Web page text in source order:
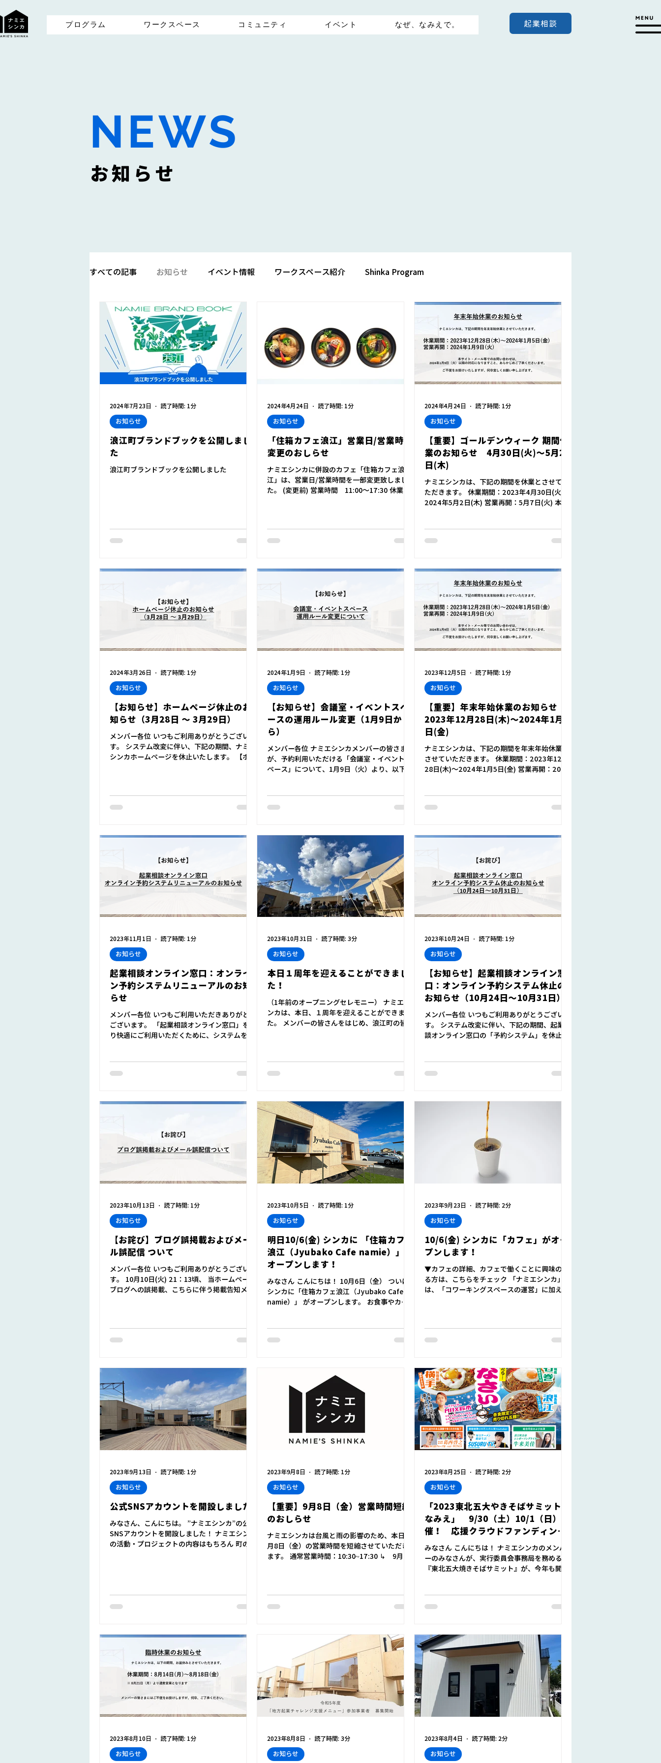
プログラム ワークスペース コミュニティ イベント なぜ、なみえで。 起業相談
NEWS
お知らせ
すべての記事 お知らせ イベント情報 ワークスペース紹介 Shinka Program
浪江町ブランドブックを公開しまし
た
浪江町ブランドブックを公開しました
お知らせ
2024年7月23日 読了時間: 1分
「住箱カフェ浪江」営業日/営業時間
変更のおしらせ
ナミエシンカに併設のカフェ「住箱カフェ浪
江」は、営業日/営業時間を一部変更致しまし
た。 (変更前) 営業時間 11:00～17:30 休業
お知らせ
2024年4月24日 読了時間: 1分
【重要】ゴールデンウィーク 期間休
業のお知らせ 4月30日(火)～5月2
日(木)
ナミエシンカは、下記の期間を休業とさせてい
ただきます。 休業期間：2023年4月30日(火)～
2024年5月2日(木) 営業再開：5月7日(火) 本サ
お知らせ
2024年4月24日 読了時間: 1分
【お知らせ】ホームページ休止のお
知らせ（3月28日 ～ 3月29日）
メンバー各位 いつもご利用ありがとうございま
す。 システム改変に伴い、下記の期間、ナミエ
シンカホームページを休止いたします。 【ホー
お知らせ
2024年3月26日 読了時間: 1分
【お知らせ】会議室・イベントスペ
ースの運用ルール変更（1月9日か
ら）
メンバー各位 ナミエシンカメンバーの皆さま
が、予約利用いただける「会議室・イベントス
ペース」について、1月9日（火）より、以下の
ん。...
お知らせ
2024年1月9日 読了時間: 1分
【重要】年末年始休業のお知らせ
2023年12月28日(木)～2024年1月5
日(金)
ナミエシンカは、下記の期間を年末年始休業と
させていただきます。 休業期間：2023年12月
28日(木)～2024年1月5日(金) 営業再開：2024
お知らせ
2023年12月5日 読了時間: 1分
起業相談オンライン窓口：オンライ
ン予約システムリニューアルのお知
らせ
メンバー各位 いつもご利用いただきありがとう
ございます。 「起業相談オンライン窓口」をよ
り快適にご利用いただくために、システムをリ
ていただきますよ...
お知らせ
2023年11月1日 読了時間: 1分
本日１周年を迎えることができまし
た！
（1年前のオープニングセレモニー） ナミエシ
ンカは、本日、１周年を迎えることができまし
た。 メンバーの皆さんをはじめ、浪江町の皆さ
には、日本の地域...
お知らせ
2023年10月31日 読了時間: 3分
【お知らせ】起業相談オンライン窓
口：オンライン予約システム休止の
お知らせ（10月24日～10月31日）
メンバー各位 いつもご利用ありがとうございま
す。 システム改変に伴い、下記の期間、起業相
談オンライン窓口の「予約システム」を休止い
お知らせ
2023年10月24日 読了時間: 1分
【お詫び】ブログ誤掲載およびメー
ル誤配信 ついて
メンバー各位 いつもご利用ありがとうございま
す。 10月10日(火) 21：13頃、 当ホームページ
ブログへの誤掲載、こちらに伴う掲載告知メー
お知らせ
2023年10月13日 読了時間: 1分
明日10/6(金) シンカに 「住箱カフェ
浪江（Jyubako Cafe namie）」が
オープンします！
みなさん こんにちは！ 10月6日（金） ついに
シンカに「住箱カフェ浪江（Jyubako Cafe
namie）」 がオープンします。 お食事やカフ
お知らせ
2023年10月5日 読了時間: 1分
10/6(金) シンカに「カフェ」がオー
プンします！
▼カフェの詳細、カフェで働くことに興味のあ
る方は、こちらをチェック 「ナミエシンカ」
は、「コワーキングスペースの運営」に加え、
ム」といいます）など、浪...
お知らせ
2023年9月23日 読了時間: 2分
公式SNSアカウントを開設しました
みなさん、こんにちは。 ”ナミエシンカ”の公式
SNSアカウントを開設しました！ ナミエシンカ
の活動・プロジェクトの内容はもちろん 町の魅
お知らせ
2023年9月13日 読了時間: 1分
【重要】9月8日（金）営業時間短縮
のおしらせ
ナミエシンカは台風と雨の影響のため、本日9
月8日（金）の営業時間を短縮させていただき
ます。 通常営業時間：10:30~17:30 ↳ 9月8
お知らせ
2023年9月8日 読了時間: 1分
「2023東北五大やきそばサミットin
なみえ」 9/30（土）10/1（日）開
催！ 応援クラウドファンディング
とボランティア大募集 (やきそばサ
ミット実行委員会事務局)
みなさん こんにちは！ ナミエシンカのメンバ
ーのみなさんが、実行委員会事務局を務める
『東北五大焼きそばサミット』が、今年も開催
町...
お知らせ
2023年8月25日 読了時間: 2分
お知らせ
2023年8月10日 読了時間: 1分
お知らせ
2023年8月8日 読了時間: 3分
お知らせ
2023年8月4日 読了時間: 2分